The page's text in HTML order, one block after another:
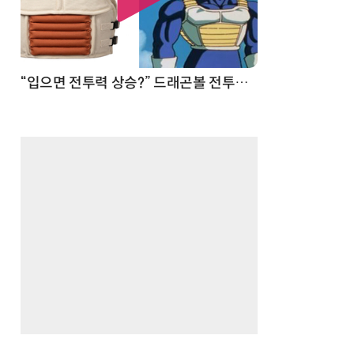
“입으면 전투력 상승?” 드래곤볼 전투복 닮은 중량조끼